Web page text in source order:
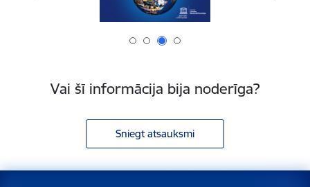
Vai šī informācija bija noderīga?
Sniegt atsauksmi